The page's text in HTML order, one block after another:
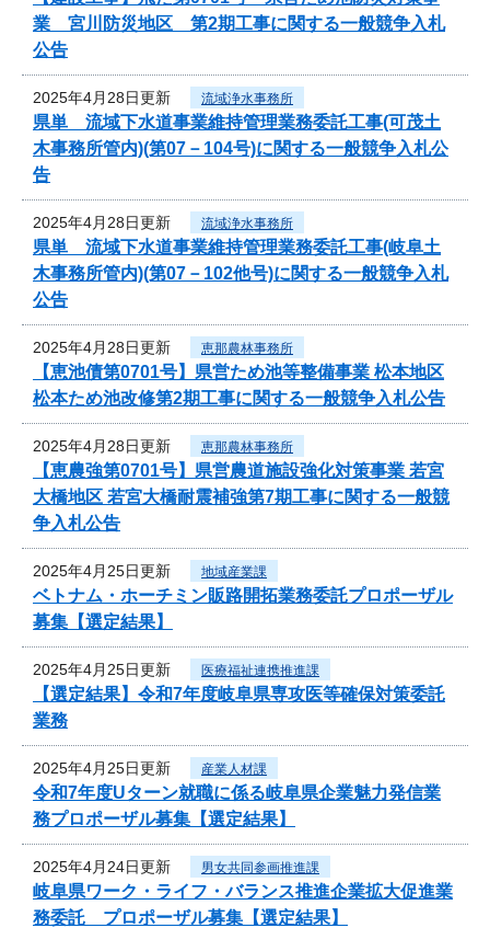
業 宮川防災地区 第2期工事に関する一般競争入札
公告
2025年4月28日更新 流域浄水事務所
県単 流域下水道事業維持管理業務委託工事(可茂土
木事務所管内)(第07－104号)に関する一般競争入札公
告
2025年4月28日更新 流域浄水事務所
県単 流域下水道事業維持管理業務委託工事(岐阜土
木事務所管内)(第07－102他号)に関する一般競争入札
公告
2025年4月28日更新 恵那農林事務所
【恵池債第0701号】県営ため池等整備事業 松本地区
松本ため池改修第2期工事に関する一般競争入札公告
2025年4月28日更新 恵那農林事務所
【恵農強第0701号】県営農道施設強化対策事業 若宮
大橋地区 若宮大橋耐震補強第7期工事に関する一般競
争入札公告
2025年4月25日更新 地域産業課
ベトナム・ホーチミン販路開拓業務委託プロポーザル
募集【選定結果】
2025年4月25日更新 医療福祉連携推進課
【選定結果】令和7年度岐阜県専攻医等確保対策委託
業務
2025年4月25日更新 産業人材課
令和7年度Uターン就職に係る岐阜県企業魅力発信業
務プロポーザル募集【選定結果】
2025年4月24日更新 男女共同参画推進課
岐阜県ワーク・ライフ・バランス推進企業拡大促進業
務委託 プロポーザル募集【選定結果】